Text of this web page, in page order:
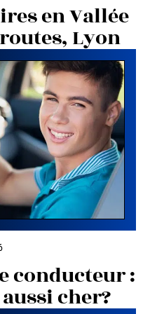
en Vallée
Lyon
conducteur :
cher?